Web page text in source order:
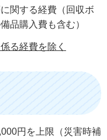
関する経費（回収ボ
品購入費も含む）
る経費を除く
円を上限（災害時補